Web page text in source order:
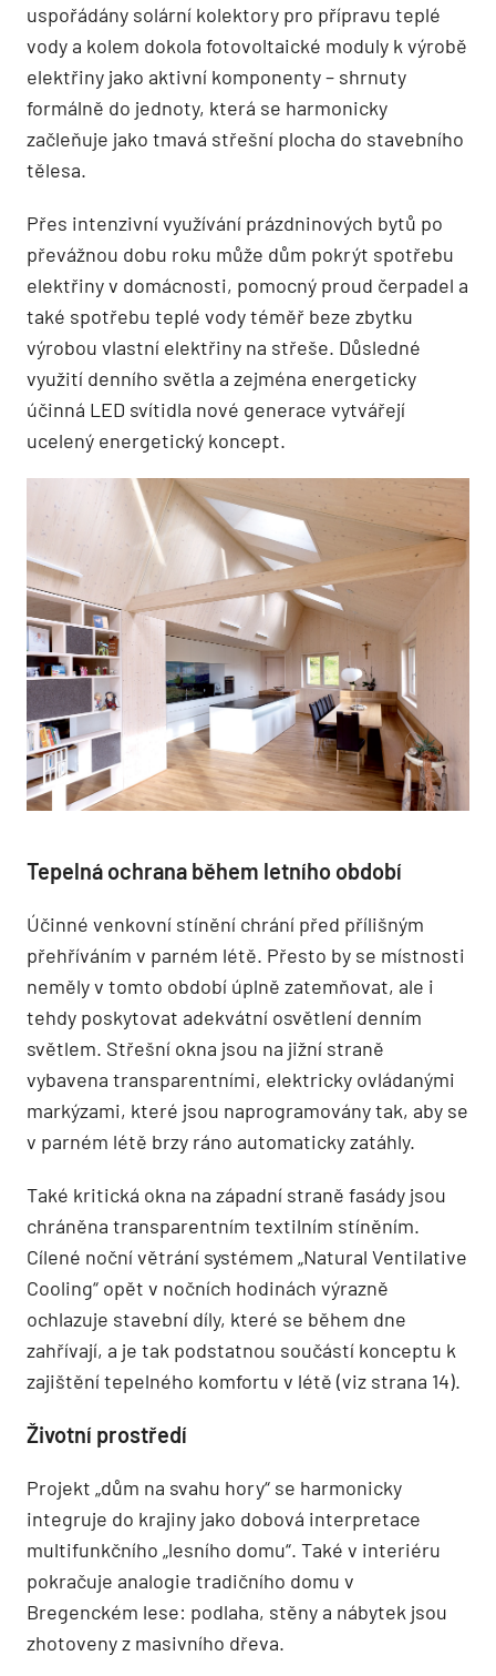
uspořádány solární kolektory pro přípravu teplé
vody a kolem dokola fotovoltaické moduly k výrobě
elektřiny jako aktivní komponenty – shrnuty
formálně do jednoty, která se harmonicky
začleňuje jako tmavá střešní plocha do stavebního
tělesa.
Přes intenzivní využívání prázdninových bytů po
převážnou dobu roku může dům pokrýt spotřebu
elektřiny v domácnosti, pomocný proud čerpadel a
také spotřebu teplé vody téměř beze zbytku
výrobou vlastní elektřiny na střeše. Důsledné
využití denního světla a zejména energeticky
účinná LED svítidla nové generace vytvářejí
ucelený energetický koncept.
Tepelná ochrana během letního období
Účinné venkovní stínění chrání před přílišným
přehříváním v parném létě. Přesto by se místnosti
neměly v tomto období úplně zatemňovat, ale i
tehdy poskytovat adekvátní osvětlení denním
světlem. Střešní okna jsou na jižní straně
vybavena transparentními, elektricky ovládanými
markýzami, které jsou naprogramovány tak, aby se
v parném létě brzy ráno automaticky zatáhly.
Také kritická okna na západní straně fasády jsou
chráněna transparentním textilním stíněním.
Cílené noční větrání systémem „Natural Ventilative
Cooling“ opět v nočních hodinách výrazně
ochlazuje stavební díly, které se během dne
zahřívají, a je tak podstatnou součástí konceptu k
zajištění tepelného komfortu v létě (viz strana 14).
Životní prostředí
Projekt „dům na svahu hory“ se harmonicky
integruje do krajiny jako dobová interpretace
multifunkčního „lesního domu“. Také v interiéru
pokračuje analogie tradičního domu v
Bregenckém lese: podlaha, stěny a nábytek jsou
zhotoveny z masivního dřeva.